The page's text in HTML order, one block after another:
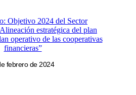
Objetivo 2024 del Sector
estratégica del plan
operativo de las cooperativas
financieras”
febrero de 2024